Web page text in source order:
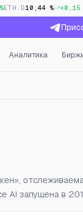
ETH.D10,44 % +0,15
Аналитика
AI запущена в